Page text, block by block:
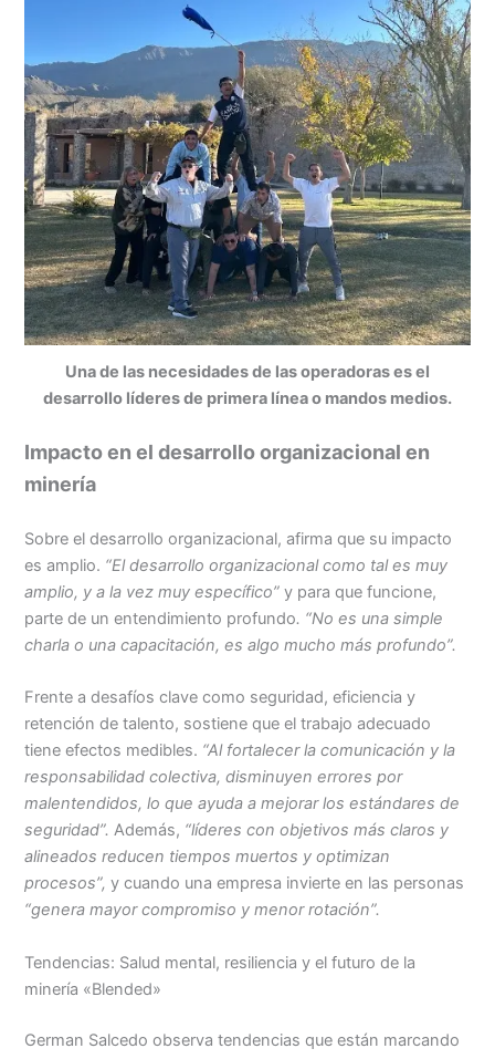
Una de las necesidades de las operadoras es el
desarrollo líderes de primera línea o mandos medios.
Impacto en el desarrollo organizacional en
minería
Sobre el desarrollo organizacional, afirma que su impacto
es amplio. “El desarrollo organizacional como tal es muy
amplio, y a la vez muy específico” y para que funcione,
parte de un entendimiento profundo. “No es una simple
charla o una capacitación, es algo mucho más profundo”.
Frente a desafíos clave como seguridad, eficiencia y
retención de talento, sostiene que el trabajo adecuado
tiene efectos medibles. “Al fortalecer la comunicación y la
responsabilidad colectiva, disminuyen errores por
malentendidos, lo que ayuda a mejorar los estándares de
seguridad”.Además, “líderes con objetivos más claros y
alineados reducen tiempos muertos y optimizan
procesos”, y cuando una empresa invierte en las personas
“genera mayor compromiso y menor rotación”.
Tendencias: Salud mental, resiliencia y el futuro de la
minería «Blended»
German Salcedo observa tendencias que están marcando